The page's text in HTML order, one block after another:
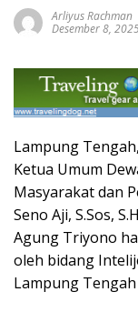
Arliyus Rachman
Desember 8,
Lampung
Ketua Umum
Masyarakat dan
Seno Aji, S.Sos,
Agung Triyono
oleh bidang
Lampung